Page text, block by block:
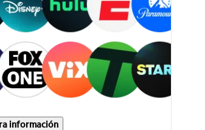
información